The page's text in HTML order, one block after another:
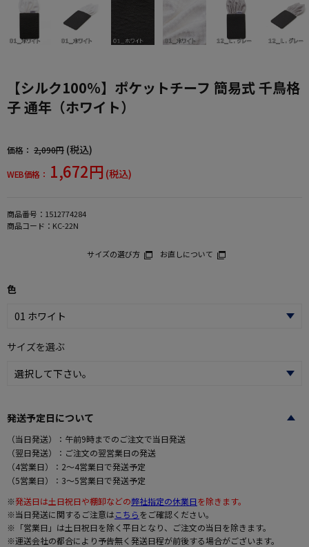
【シルク100％】ポケットチーフ 簡易式 千鳥格
子 通年（ホワイト）
価格： 2,090円 (税込)
WEB価格： 1,672円 (税込)
商品番号： 1512774284
商品コード： KC-22N
サイズの選び方 お直しについて
色
サイズを選ぶ
発送予定日について
（当日発送）：午前9時までのご注文で当日発送
（翌日発送）：ご注文の翌営業日の発送
（4営業日）：2～4営業日で発送予定
（5営業日）：3～5営業日で発送予定
※発送日は土日祝日や棚卸などの弊社指定の休業日を除きます。
※当日発送に関するご注意はこちらをご確認ください。
※「営業日」は土日祝日を除く平日となり、ご注文の当日を除きます。
※運送会社の都合により予告無く発送日程が前後する場合がございます。